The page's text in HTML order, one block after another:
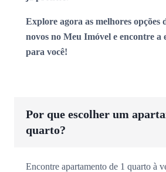
Explore agora as melhores opções
novos no Meu Imóvel e encontre a
para você!
Por que escolher um
quarto?
Encontre apartamento de 1 quarto à